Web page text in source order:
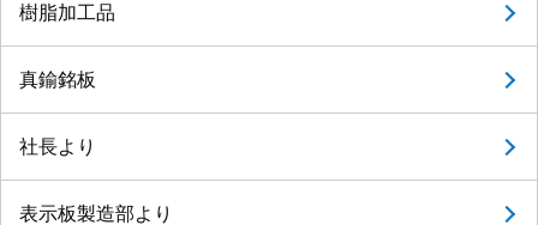
樹脂加工品
真鍮銘板
社長より
表示板製造部より